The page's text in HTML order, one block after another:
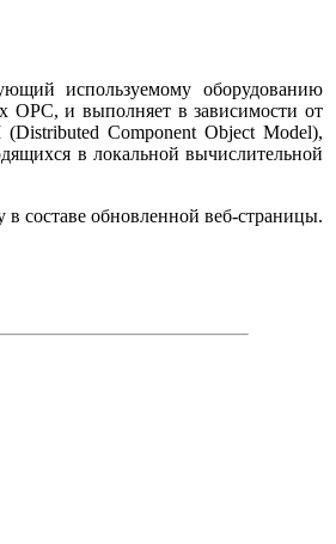
используемому оборудованию
OPC, и выполняет в зависимости от
Component Object Model),
в локальной вычислительной
составе обновленной веб-страницы.